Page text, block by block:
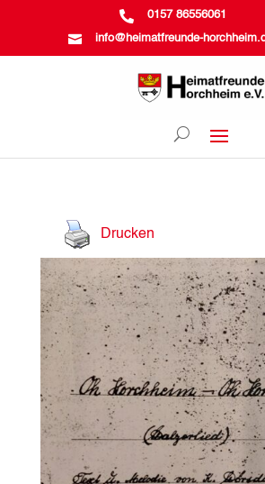
 0157 86556061
 info@heimatfreunde-
Drucken